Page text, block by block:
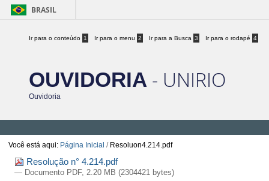
BRASIL
Ir para o conteúdo 1 Ir para o menu 2 Ir para a Busca 3 Ir para o rodapé 4
OUVIDORIA - UNIRIO
Ouvidoria
Você está aqui: Página Inicial / Resoluon4.214.pdf
Resolução n° 4.214.pdf
— Documento PDF, 2.20 MB (2304421 bytes)